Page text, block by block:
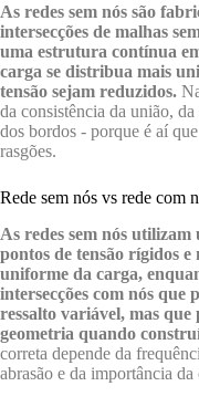
As redes sem nós são
intersecções de malhas
uma estrutura contínua
carga se distribua mais
tensão sejam reduzidos.
da consistência da união,
dos bordos - porque é aí
rasgões.
Rede sem nós vs rede com
As redes sem nós
pontos de tensão rígidos
uniforme da carga,
intersecções com nós que
ressalto variável, mas
geometria quando
correta depende da
abrasão e da importância